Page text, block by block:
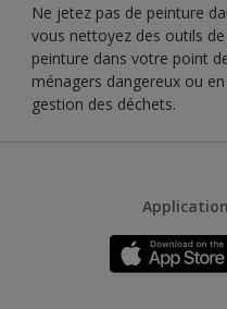
Ne jetez pas de peinture
vous nettoyez des outils
peinture dans votre point
ménagers dangereux ou
gestion des déchets.